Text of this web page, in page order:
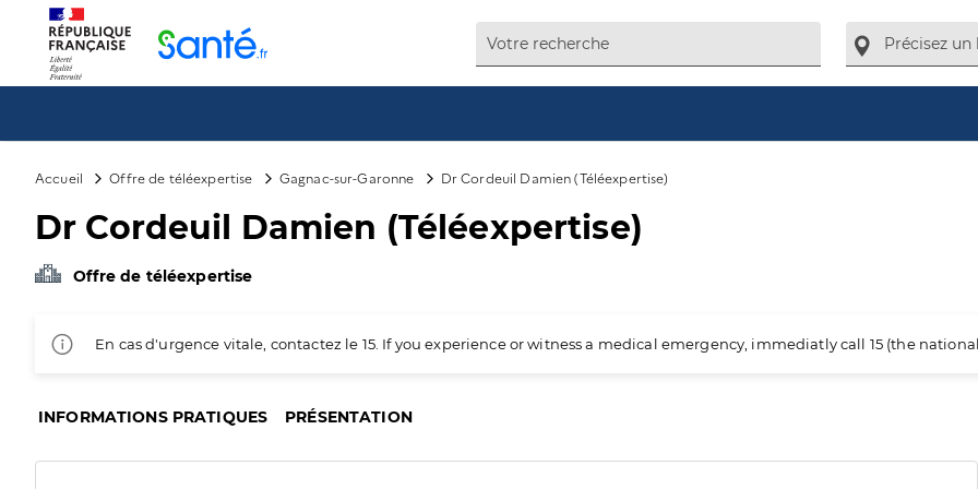
Accueil Offre de téléexpertise Gagnac-sur-Garonne Dr Cordeuil Damien (Téléexpertise)
Dr Cordeuil Damien (Téléexpertise)
Offre de téléexpertise
En cas d'urgence vitale, contactez le 15. If you experience or witness a medical emergency, immediatly call 15 (the
INFORMATIONS PRATIQUES PRÉSENTATION
Panneau de gestion des cookies